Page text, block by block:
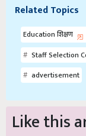
Related Topics
Education शिक्षण
Staff Selection
advertisement
Like this